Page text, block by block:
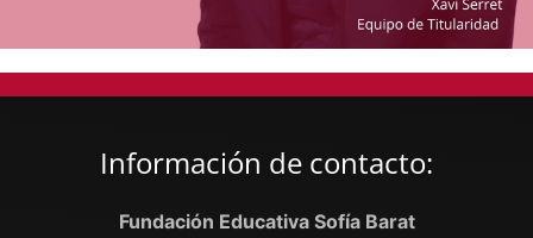
Información de contacto:
Fundación Educativa Sofía Barat